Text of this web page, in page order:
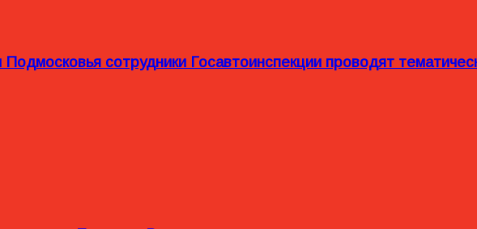
Подмосковья сотрудники Госавтоинспекции проводят